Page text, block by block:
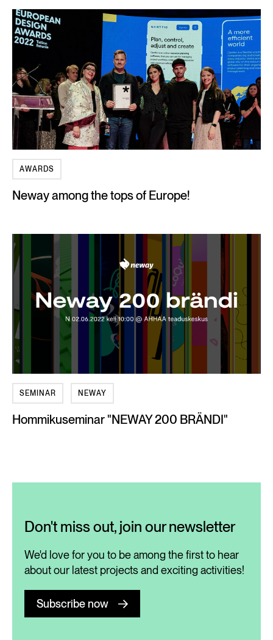
AWARDS
Neway among the tops of Europe!
SEMINAR NEWAY
Hommikuseminar "NEWAY 200 BRÄNDI"
Don't miss out, join our newsletter
We'd love for you to be among the first to hear
about our latest projects and exciting activities!
Subscribe now